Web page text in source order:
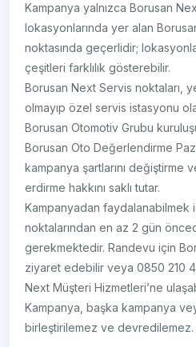
Kampanya yalnızca Borusan
lokasyonlarında yer alan
noktasında geçerlidir;
çeşitleri farklılık gösterebilir.
Borusan Next Servis noktaları,
olmayıp özel servis istasyonu
Borusan Otomotiv Grubu
Borusan Oto Değerlendirme
kampanya şartlarını değiştirme
erdirme hakkını saklı tutar.
Kampanyadan faydalanabilmek
noktalarından en az 2 gün
gerekmektedir. Randevu için
ziyaret edebilir veya 0850 210
Next Müşteri Hizmetleri’ne
Kampanya, başka kampanya
birleştirilemez ve devredilemez.